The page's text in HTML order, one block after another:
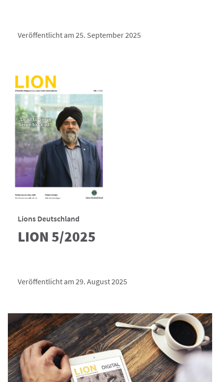
Veröffentlicht am 25. September 2025
Lions Deutschland
LION 5/2025
Veröffentlicht am 29. August 2025